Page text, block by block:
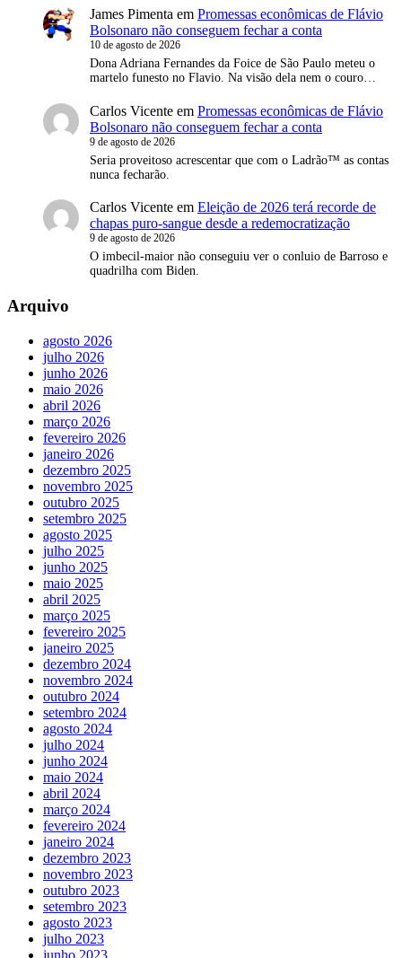
James Pimenta em Promessas econômicas de Flávio
Bolsonaro não conseguem fechar a conta
10 de agosto de 2026
Dona Adriana Fernandes da Foice de São Paulo meteu o
martelo funesto no Flavio. Na visão dela nem o couro…
Carlos Vicente em Promessas econômicas de Flávio
Bolsonaro não conseguem fechar a conta
9 de agosto de 2026
Seria proveitoso acrescentar que com o Ladrão™ as contas
nunca fecharão.
Carlos Vicente em Eleição de 2026 terá recorde de
chapas puro-sangue desde a redemocratização
9 de agosto de 2026
O imbecil-maior não conseguiu ver o conluio de Barroso e
quadrilha com Biden.
Arquivo
agosto 2026
julho 2026
junho 2026
maio 2026
abril 2026
março 2026
fevereiro 2026
janeiro 2026
dezembro 2025
novembro 2025
outubro 2025
setembro 2025
agosto 2025
julho 2025
junho 2025
maio 2025
abril 2025
março 2025
fevereiro 2025
janeiro 2025
dezembro 2024
novembro 2024
outubro 2024
setembro 2024
agosto 2024
julho 2024
junho 2024
maio 2024
abril 2024
março 2024
fevereiro 2024
janeiro 2024
dezembro 2023
novembro 2023
outubro 2023
setembro 2023
agosto 2023
julho 2023
junho 2023